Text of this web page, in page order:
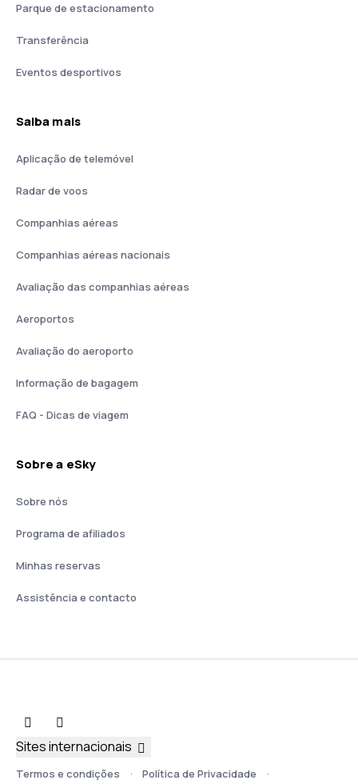
Parque de estacionamento
Transferência
Eventos desportivos
Saiba mais
Aplicação de telemóvel
Radar de voos
Companhias aéreas
Companhias aéreas nacionais
Avaliação das companhias aéreas
Aeroportos
Avaliação do aeroporto
Informação de bagagem
FAQ - Dicas de viagem
Sobre a eSky
Sobre nós
Programa de afiliados
Minhas reservas
Assistência e contacto
Termos e condições Política de Privacidade
Sites internacionais